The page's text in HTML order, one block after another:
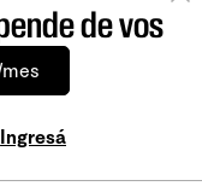
de vos
Ingresá